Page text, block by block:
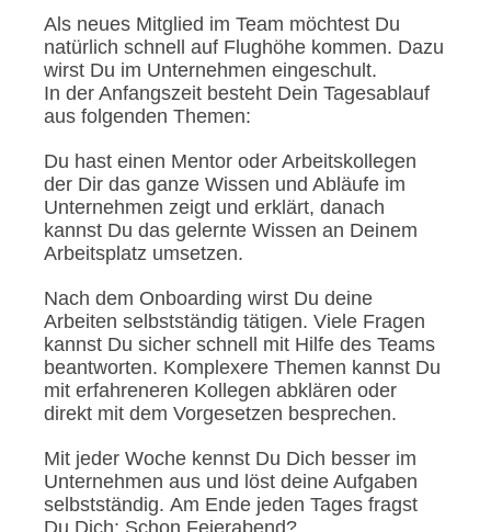
Als neues Mitglied im Team möchtest Du
natürlich schnell auf Flughöhe kommen. Dazu
wirst Du im Unternehmen eingeschult.
In der Anfangszeit besteht Dein Tagesablauf
aus folgenden Themen:
Du hast einen Mentor oder Arbeitskollegen
der Dir das ganze Wissen und Abläufe im
Unternehmen zeigt und erklärt, danach
kannst Du das gelernte Wissen an Deinem
Arbeitsplatz umsetzen.
Nach dem Onboarding wirst Du deine
Arbeiten selbstständig tätigen. Viele Fragen
kannst Du sicher schnell mit Hilfe des Teams
beantworten. Komplexere Themen kannst Du
mit erfahreneren Kollegen abklären oder
direkt mit dem Vorgesetzen besprechen.
Mit jeder Woche kennst Du Dich besser im
Unternehmen aus und löst deine Aufgaben
selbstständig. Am Ende jeden Tages fragst
Du Dich: Schon Feierabend?